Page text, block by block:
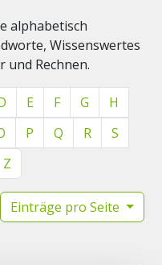
alphabetisch
Wissenswertes
und Rechnen.
E F G
H
P Q R
S
Z
Einträge pro Seite